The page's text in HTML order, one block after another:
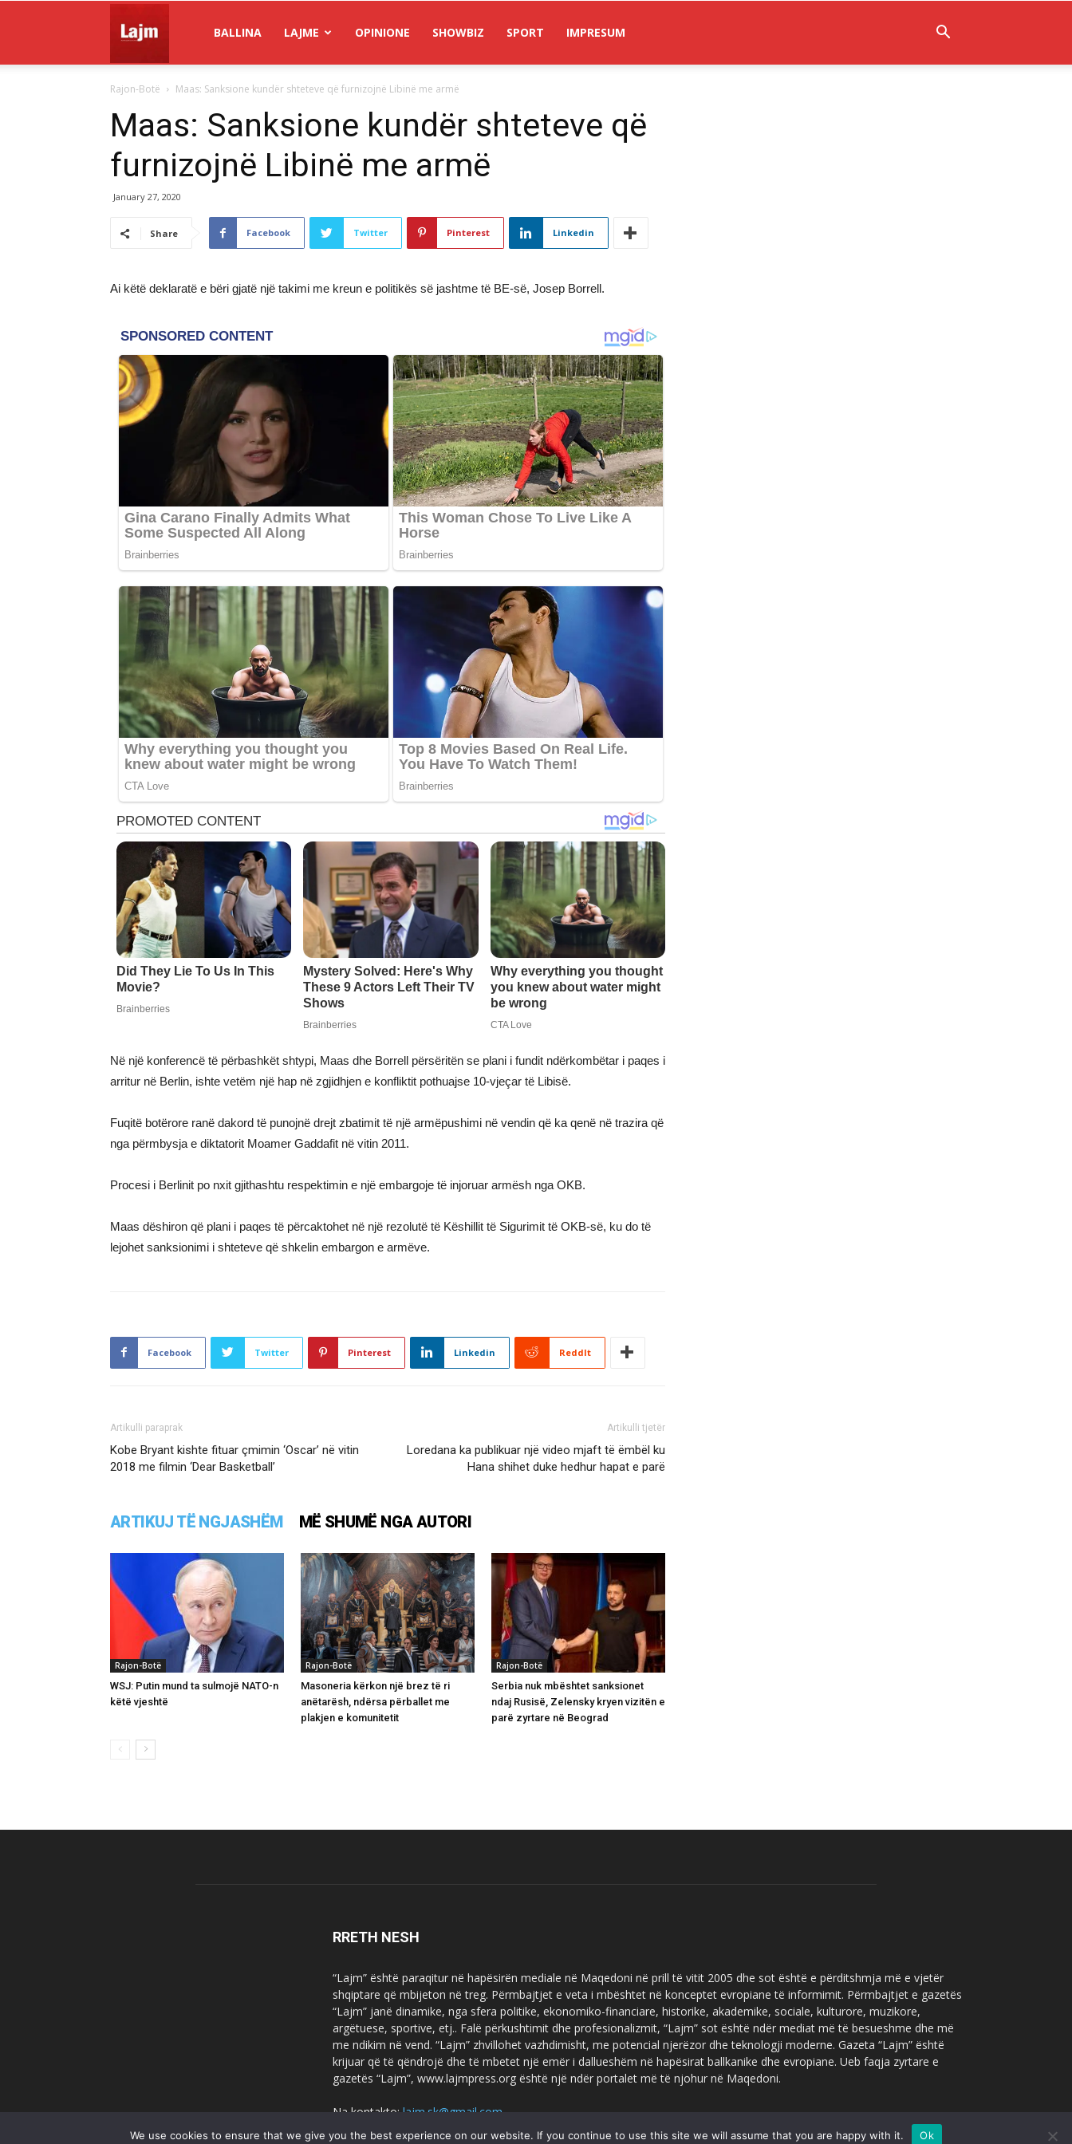
Lajm
BALLINA LAJME OPINIONE SHOWBIZ SPORT IMPRESUM
Rajon-Botë ​Maas: Sanksione kundër shteteve që furnizojnë Libinë me armë
​Maas: Sanksione kundër shteteve që
furnizojnë Libinë me armë
January 27, 2020
Share Facebook Twitter Pinterest Linkedin
Ai këtë deklaratë e bëri gjatë një takimi me kreun e politikës së jashtme të BE-së, Josep Borrell.
Në një konferencë të përbashkët shtypi, Maas dhe Borrell përsëritën se plani i fundit ndërkombëtar i paqes i
arritur në Berlin, ishte vetëm një hap në zgjidhjen e konfliktit pothuajse 10-vjeçar të Libisë.
Fuqitë botërore ranë dakord të punojnë drejt zbatimit të një armëpushimi në vendin që ka qenë në trazira që
nga përmbysja e diktatorit Moamer Gaddafit në vitin 2011.
Procesi i Berlinit po nxit gjithashtu respektimin e një embargoje të injoruar armësh nga OKB.
Maas dëshiron që plani i paqes të përcaktohet në një rezolutë të Këshillit të Sigurimit të OKB-së, ku do të
lejohet sanksionimi i shteteve që shkelin embargon e armëve.
Facebook Twitter Pinterest Linkedin ReddIt
Artikulli paraprak
Kobe Bryant kishte fituar çmimin ‘Oscar’ në vitin
2018 me filmin ‘Dear Basketball’
Artikulli tjetër
Loredana ka publikuar një video mjaft të ëmbël ku
Hana shihet duke hedhur hapat e parë
ARTIKUJ TË NGJASHËM MË SHUMË NGA AUTORI
Rajon-Botë
WSJ: Putin mund ta sulmojë NATO-n
këtë vjeshtë
Rajon-Botë
Masoneria kërkon një brez të ri
anëtarësh, ndërsa përballet me
plakjen e komunitetit
Rajon-Botë
Serbia nuk mbështet sanksionet
ndaj Rusisë, Zelensky kryen vizitën e
parë zyrtare në Beograd
RRETH NESH
“Lajm” është paraqitur në hapësirën mediale në Maqedoni në prill të vitit 2005 dhe sot është e përditshmja më e vjetër
shqiptare që mbijeton në treg. Përmbajtjet e veta i mbështet në konceptet evropiane të informimit. Përmbajtjet e gazetës
“Lajm” janë dinamike, nga sfera politike, ekonomiko-financiare, historike, akademike, sociale, kulturore, muzikore,
argëtuese, sportive, etj.. Falë përkushtimit dhe profesionalizmit, “Lajm” sot është ndër mediat më të besueshme dhe më
me ndikim në vend. “Lajm” zhvillohet vazhdimisht, me potencial njerëzor dhe teknologji moderne. Gazeta “Lajm” është
krijuar që të qëndrojë dhe të mbetet një emër i dallueshëm në hapësirat ballkanike dhe evropiane. Ueb faqja zyrtare e
gazetës “Lajm”, www.lajmpress.org është një ndër portalet më të njohur në Maqedoni.
Na kontakto:lajm.sk@gmail.com
We use cookies to ensure that we give you the best experience on our website. If you continue to use this site we will assume that you are happy with it. Ok